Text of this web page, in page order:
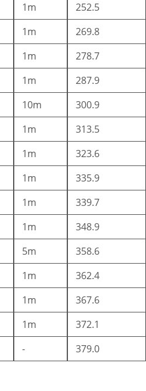
1m 252.5
1m 269.8
1m 278.7
1m 287.9
10m 300.9
1m 313.5
1m 323.6
1m 335.9
1m 339.7
1m 348.9
5m 358.6
1m 362.4
1m 367.6
1m 372.1
- 379.0